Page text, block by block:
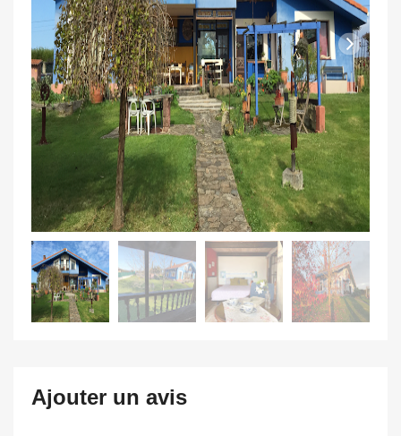
Ajouter un avis